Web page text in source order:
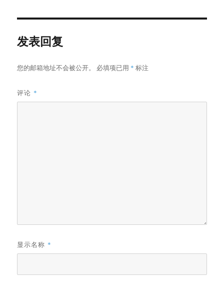
发表回复
您的邮箱地址不会被公开。 必填项已用 * 标注
评论 *
显示名称 *